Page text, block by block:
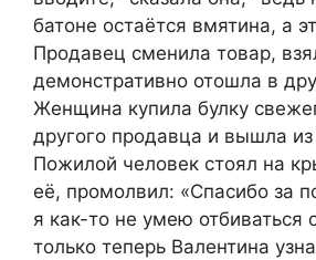
батоне остаётся вмятина, а
Продавец сменила товар,
демонстративно отошла в
Женщина купила булку
другого продавца и вышла из
Пожилой человек стоял на
её, промолвил: «Спасибо за
я как-то не умею отбиваться
только теперь Валентина